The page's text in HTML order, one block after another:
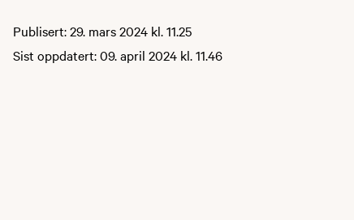
Publisert: 29. mars 2024 kl. 11.25
Sist oppdatert: 09. april 2024 kl. 11.46